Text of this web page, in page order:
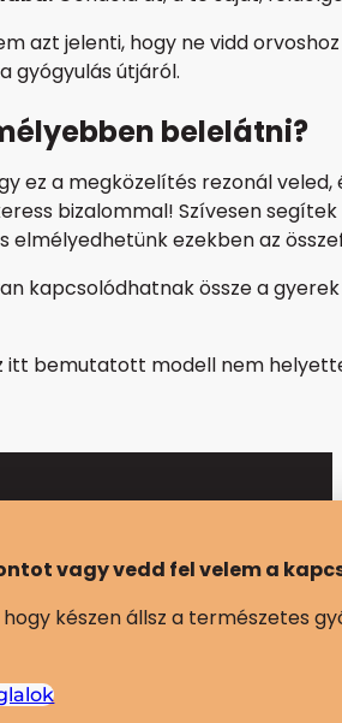
azt jelenti, hogy ne vidd
gyógyulás útjáról.
belelátni?
ez a megközelítés rezonál
bizalommal! Szívesen
elmélyedhetünk ezekben az
kapcsolódhatnak össze a
itt bemutatott modell nem
vagy vedd fel velem a
hogy készen állsz a természetes